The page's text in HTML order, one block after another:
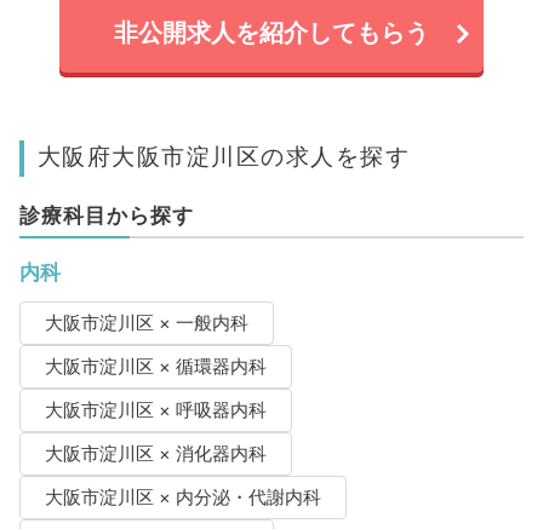
非公開求人を紹介してもらう
大阪府大阪市淀川区の求人を探す
診療科目から探す
内科
大阪市淀川区 × 一般内科
大阪市淀川区 × 循環器内科
大阪市淀川区 × 呼吸器内科
大阪市淀川区 × 消化器内科
大阪市淀川区 × 内分泌・代謝内科